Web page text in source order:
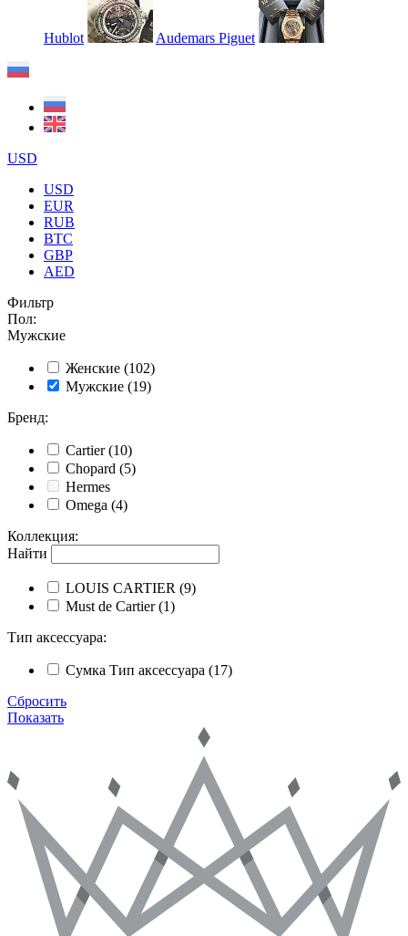
Hublot Audemars Piguet
USD
USD
EUR
RUB
BTC
GBP
AED
Фильтр
Пол:
Мужские
Женские (102)
Мужские (19)
Бренд:
Cartier (10)
Chopard (5)
Hermes
Omega (4)
Коллекция:
Найти
LOUIS CARTIER (9)
Must de Cartier (1)
Тип аксессуара:
Сумка Тип аксессуара (17)
Сбросить
Показать